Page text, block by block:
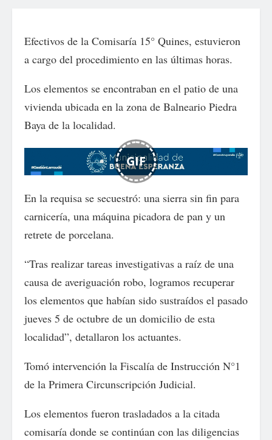
Efectivos de la Comisaría 15° Quines, estuvieron
a cargo del procedimiento en las últimas horas.
Los elementos se encontraban en el patio de una
vivienda ubicada en la zona de Balneario Piedra
Baya de la localidad.
GIF
En la requisa se secuestró: una sierra sin fin para
carnicería, una máquina picadora de pan y un
retrete de porcelana.
“Tras realizar tareas investigativas a raíz de una
causa de averiguación robo, logramos recuperar
los elementos que habían sido sustraídos el pasado
jueves 5 de octubre de un domicilio de esta
localidad”, detallaron los actuantes.
Tomó intervención la Fiscalía de Instrucción N°1
de la Primera Circunscripción Judicial.
Los elementos fueron trasladados a la citada
comisaría donde se continúan con las diligencias